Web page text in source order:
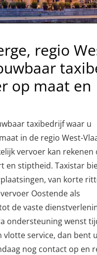
regio
op maat en
taxibedrijf waar u
in de regio West-
vervoer kan rekenen
stiptheid. Taxistar
van korte
Oostende als
de vaste
ondersteuning wenst
vlotte service, dan bent
nog contact op en